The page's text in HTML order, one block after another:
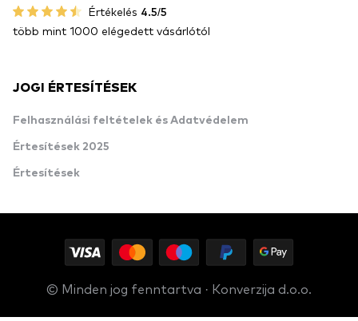
Értékelés 4.5/5
több mint 1000 elégedett vásárlótól
JOGI ÉRTESÍTÉSEK
Felhasználási feltételek és Adatvédelem
Értesítések 2025
Értesítések
© Minden jog fenntartva · Konverzija d.o.o.